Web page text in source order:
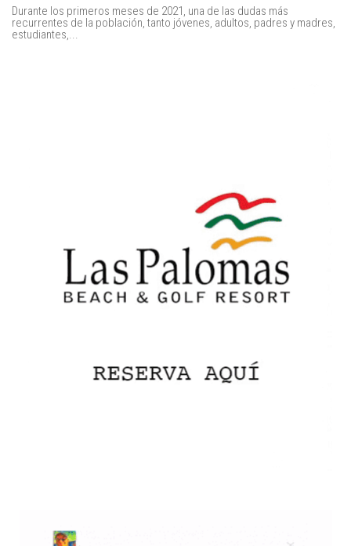
Durante los primeros meses de 2021, una de las dudas más
recurrentes de la población, tanto jóvenes, adultos, padres y madres,
estudiantes,...